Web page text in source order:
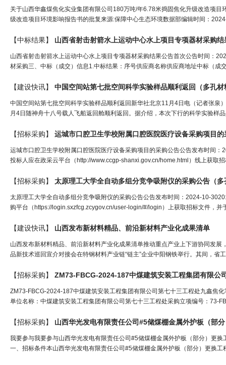
关于山西华鑫煤焦化实业集团有限公司180万吨/年6.78米捣固焦化升级改造项
级改造项目环境影响报告书的批复来源:保障中心生态环境数据部编辑时间：
【中标结果】 山西省射击射箭水上运动中心水上项目专项器材采购结
山西省射击射箭水上运动中心水上项目专项器材采购结果公告首次公告时间：
材采购三、中标（成交）信息1.中标结果：序号供应商名称供应商地址中标（成
【建设快讯】 中国空间站第七批空间科学实验样品顺利返回（多孔材
中国空间站第七批空间科学实验样品顺利返回新华社北京11月4日电（记者张
月4日随神舟十八号载人飞船返回舱顺利返回。据介绍，本次下行的科学实验样
【招标采购】 运城市口腔卫生学校附属口腔医院医疗设备采购项目的
运城市口腔卫生学校附属口腔医院医疗设备采购项目的采购公告公告发布时间
投标人应在政采云平台（http://www.ccgp-shanxi.gov.cn/home.html）线上获取
【招标采购】 太原理工大学全自动多组分竞争吸附仪的采购公告（多
太原理工大学全自动多组分竞争吸附仪的采购公告公告发布时间：2024-10-
购平台（https://login.sxzfcg.zcygov.cn/user-login/#/login）上获取招标文件，
【建设快讯】 山西发布新材料精品、前沿新材料产业化成果清单
山西发布新材料精品、前沿新材料产业化成果清单推动重点产业上下游协同发
品新技术巡回宣介对接会在特钢材料产业链“链主”企业中阳钢铁举行。其间，省
【招标采购】
ZM73-FBCG-2024-187中煤建筑安装工程集团有限公司第七十三工程处九鑫焦
单位名称：中煤建筑安装工程集团有限公司第七十三工程处采购立项编号：73-
【招标采购】 山西华光发电有限责任公司#5储煤棚金属外护板（部
我要参与我要参与山西华光发电有限责任公司#5储煤棚金属外护板（部分）更
一、招标条件本山西华光发电有限责任公司#5储煤棚金属外护板（部分）更换